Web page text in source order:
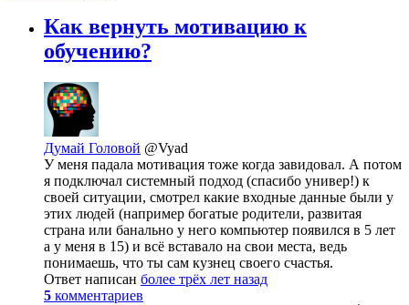
Как вернуть мотивацию к
обучению?
Думай Головой @Vyad
У меня падала мотивация тоже когда завидовал. А потом
я подключал системный подход (спасибо универ!) к
своей ситуации, смотрел какие входные данные были у
этих людей (например богатые родители, развитая
страна или банально у него компьютер появился в 5 лет
а у меня в 15) и всё вставало на свои места, ведь
понимаешь, что ты сам кузнец своего счастья.
Ответ написан более трёх лет назад
5 комментариев